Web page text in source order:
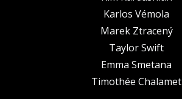
Karlos Vémola
Marek Ztracený
Taylor Swift
Emma Smetana
Timothée Chalamet